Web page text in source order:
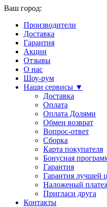
Ваш город:
Производители
Доставка
Гарантия
Акции
Отзывы
О нас
Шоу-рум
Наши сервисы ▼
Доставка
Оплата
Оплата Долями
Обмен возврат
Вопрос-ответ
Сборка
Карта покупателя
Бонусная
Гарантия
Гарантия лучшей
Наложеный
Пригласи друга
Контакты